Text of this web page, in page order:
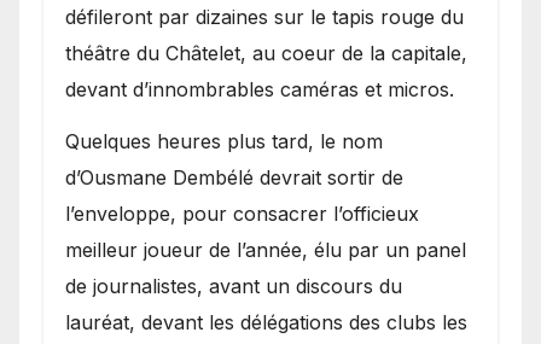
défileront par dizaines sur le tapis rouge du
théâtre du Châtelet, au coeur de la capitale,
devant d’innombrables caméras et micros.
Quelques heures plus tard, le nom
d’Ousmane Dembélé devrait sortir de
l’enveloppe, pour consacrer l’officieux
meilleur joueur de l’année, élu par un panel
de journalistes, avant un discours du
lauréat, devant les délégations des clubs les